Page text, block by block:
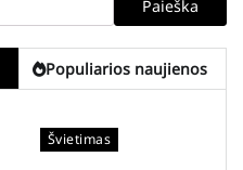
Paieška
Populiarios naujienos
Švietimas